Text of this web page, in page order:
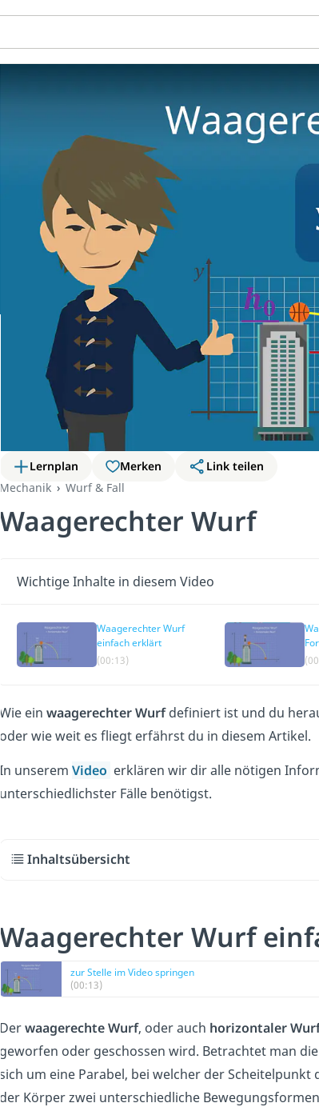
Lernplan Merken
Link teilen
Mechanik
Wurf & Fall
Waagerechter Wurf
Wichtige Inhalte in diesem Video
Waagerechter Wurf
einfach erklärt
(00:13)
Wie ein waagerechter Wurfdefiniert ist und du
oder wie weit es fliegt erfährst du in diesem Artikel.
In unserem Video erklären wir dir alle nötigen
unterschiedlichster Fälle benötigst.
Inhaltsübersicht
Waagerechter Wurf
zur Stelle im Video springen
(00:13)
Derwaagerechte Wurf, oder auch horizontaler
geworfen oder geschossen wird. Betrachtet man
sich um eine Parabel, bei welcher der
der Körper zwei unterschiedliche